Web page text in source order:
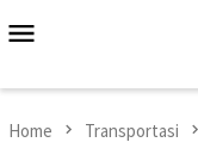
to
Home Transportasi